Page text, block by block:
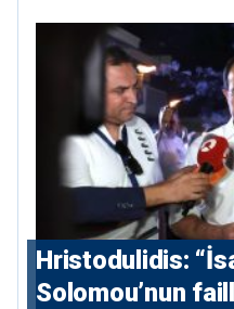
Hristodulidis:
Solomou’nun